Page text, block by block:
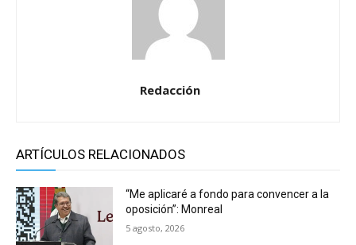
Redacción
ARTÍCULOS RELACIONADOS
“Me aplicaré a fondo para convencer a la
oposición”: Monreal
5 agosto, 2026